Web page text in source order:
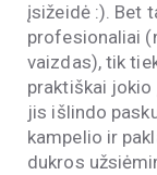
įsižeidė :). Bet
profesionaliai
vaizdas), tik
praktiškai jokio
jis išlindo
kampelio ir
dukros